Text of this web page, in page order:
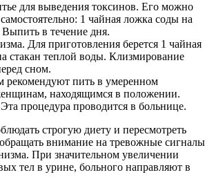
для выведения токсинов. Его можно
1 чайная ложка соды на
в течение дня.
Для приготовления берется 1 чайная
стакан теплой воды. Клизмирование
сном.
рекомендуют пить в умеренном
находящимся в положении.
процедура проводится в больнице.
строгую диету и пересмотреть
внимание на тревожные сигналы
При значительном увеличении
тел в урине, больного направляют в